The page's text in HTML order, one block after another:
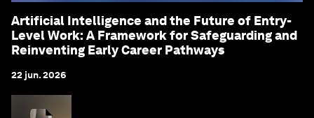
Artificial Intelligence and the Future of Entry-
Level Work: A Framework for Safeguarding and
Reinventing Early Career Pathways
22 jun. 2026